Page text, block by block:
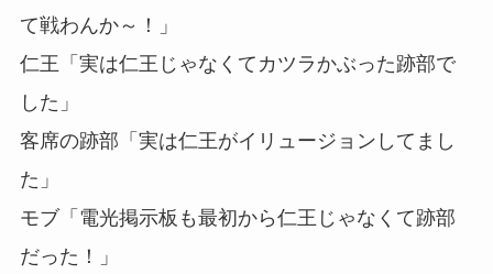
て戦わんか～！」
仁王「実は仁王じゃなくてカツラかぶった跡部で
した」
客席の跡部「実は仁王がイリュージョンしてまし
た」
モブ「電光掲示板も最初から仁王じゃなくて跡部
だった！」